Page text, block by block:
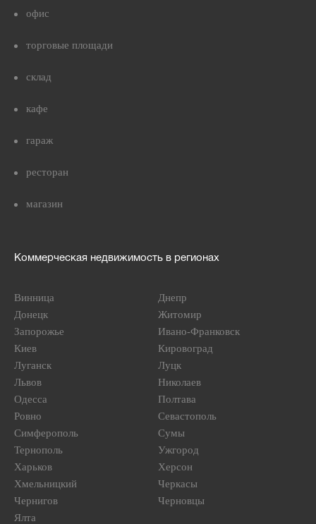
офис
торговые площади
склад
кафе
гараж
ресторан
магазин
Коммерческая недвижимость в регионах
Винница
Днепр
Донецк
Житомир
Запорожье
Ивано-Франковск
Киев
Кировоград
Луганск
Луцк
Львов
Николаев
Одесса
Полтава
Ровно
Севастополь
Симферополь
Сумы
Тернополь
Ужгород
Харьков
Херсон
Хмельницкий
Черкасы
Чернигов
Черновцы
Ялта